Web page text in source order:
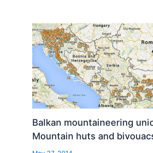
Balkan mountaineering
Mountain huts and